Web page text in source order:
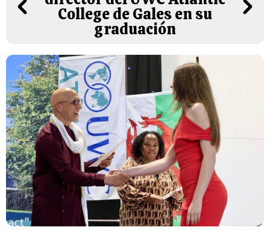
College de Gales en su
graduación